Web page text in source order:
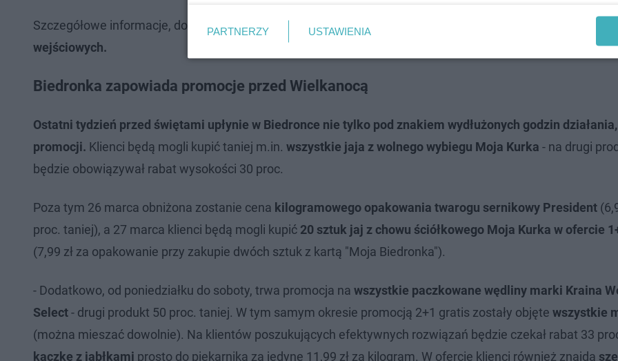
Szczegółowe informacje, dotyczące godzin otwarcia konkretnych sklepów, znaleźć można
wejściowych.
Biedronka zapowiada promocje przed Wielkanocą
Ostatni tydzień przed świętami upłynie w Biedronce nie tylko pod znakiem wydłużonych godzin
promocji. Klienci będą mogli kupić taniej m.in. wszystkie jaja z wolnego wybiegu Moja Kurka - na drugi
będzie obowiązywał rabat wysokości 30 proc.
Poza tym 26 marca obniżona zostanie cena kilogramowego opakowania twarogu sernikowy President
proc. taniej), a 27 marca klienci będą mogli kupić 20 sztuk jaj z chowu ściółkowego Moja Kurka w ofercie
(7,99 zł za opakowanie przy zakupie dwóch sztuk z kartą "Moja Biedronka").
- Dodatkowo, od poniedziałku do soboty, trwa promocja na wszystkie paczkowane wędliny marki Kraina
Select- drugi produkt 50 proc. taniej. W tym samym okresie promocją 2+1 gratis zostały objęte wszystkie
(można mieszać dowolnie). Na klientów poszukujących efektywnych rozwiązań będzie czekał rabat 33
kaczkę z jabłkami prosto do piekarnika za jedyne 11,99 zł za kilogram. W ofercie klienci również znajdą
PARTNERZY USTAWIENIA